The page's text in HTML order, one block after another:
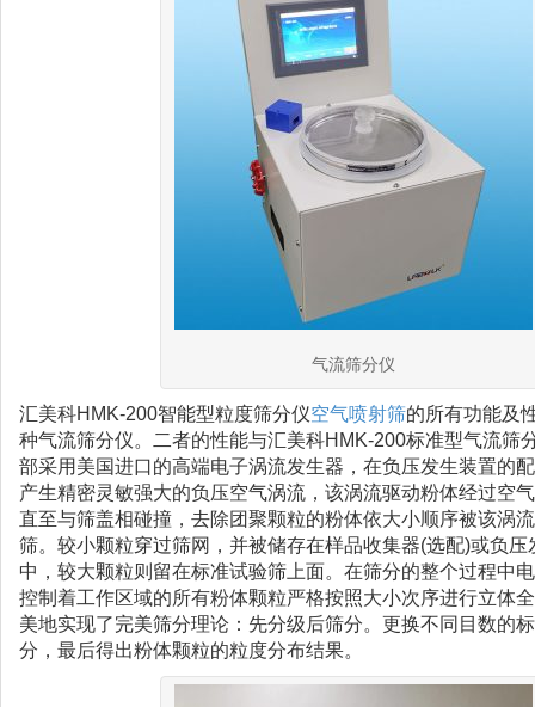
气流筛分仪
汇美科HMK-200智能型粒度筛分仪空气喷射筛的所有功能及
种气流筛分仪。二者的性能与汇美科HMK-200标准型气流筛
部采用美国进口的高端电子涡流发生器，在负压发生装置的
产生精密灵敏强大的负压空气涡流，该涡流驱动粉体经过空
直至与筛盖相碰撞，去除团聚颗粒的粉体依大小顺序被该涡
筛。较小颗粒穿过筛网，并被储存在样品收集器(选配)或负压
中，较大颗粒则留在标准试验筛上面。在筛分的整个过程中
控制着工作区域的所有粉体颗粒严格按照大小次序进行立体
美地实现了完美筛分理论：先分级后筛分。更换不同目数的
分，最后得出粉体颗粒的粒度分布结果。